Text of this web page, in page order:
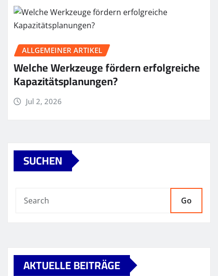
ALLGEMEINER ARTIKEL
Welche Werkzeuge fördern erfolgreiche
Kapazitätsplanungen?
Jul 2, 2026
SUCHEN
Go
AKTUELLE BEITRÄGE